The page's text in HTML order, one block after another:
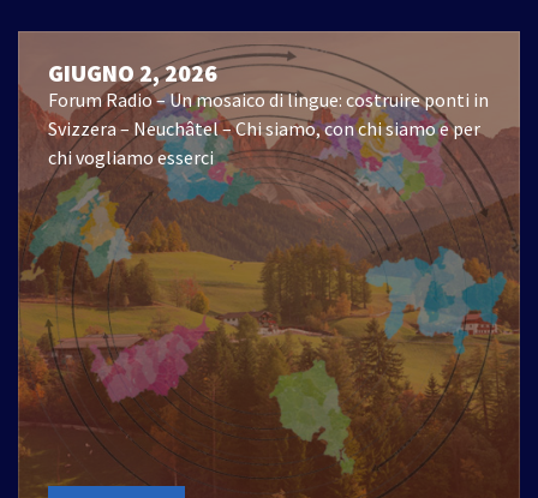
GIUGNO 2, 2026
Forum Radio – Un mosaico di lingue: costruire ponti in
Svizzera – Neuchâtel – Chi siamo, con chi siamo e per
chi vogliamo esserci